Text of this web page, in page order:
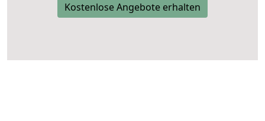
Kostenlose Angebote erhalten